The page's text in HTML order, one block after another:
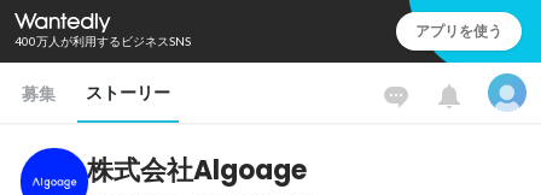
400万人が利用するビジネスSNS アプリを使う
募集 ストーリー
株式会社Algoage